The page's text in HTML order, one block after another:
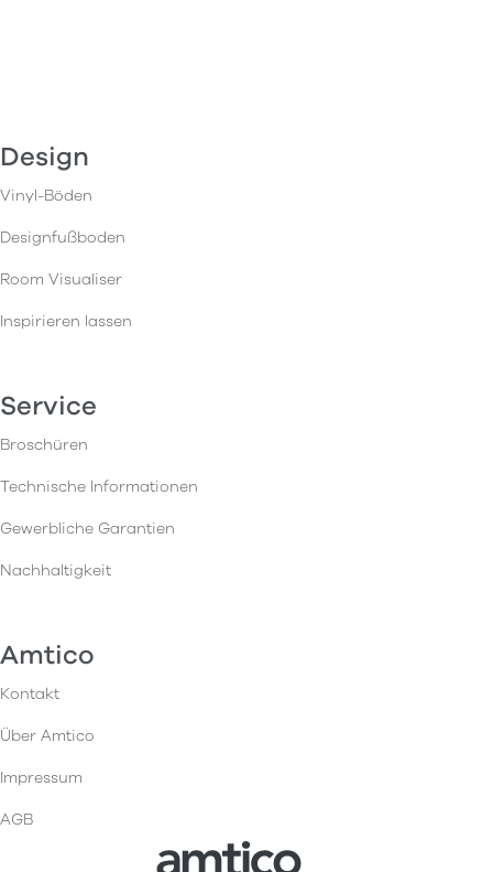
Design
Vinyl-Böden
Designfußboden
Room Visualiser
Inspirieren lassen
Service
Broschüren
Technische Informationen
Gewerbliche Garantien
Nachhaltigkeit
Amtico
Kontakt
Über Amtico
Impressum
AGB